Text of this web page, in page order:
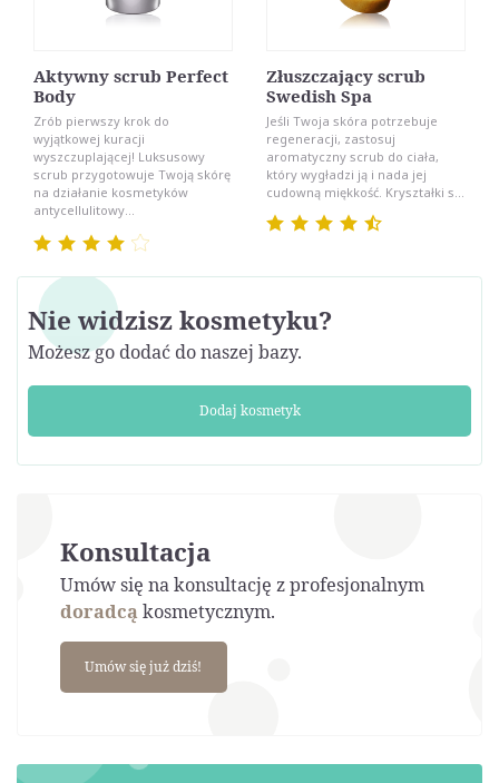
Aktywny scrub Perfect
Body
Zrób pierwszy krok do
wyjątkowej kuracji
wyszczuplającej! Luksusowy
scrub przygotowuje Twoją skórę
na działanie kosmetyków
antycellulitowy...
Złuszczający scrub
Swedish Spa
Jeśli Twoja skóra potrzebuje
regeneracji, zastosuj
aromatyczny scrub do ciała,
który wygładzi ją i nada jej
cudowną miękkość. Kryształki s...
Nie widzisz kosmetyku?
Możesz go dodać do naszej bazy.
Dodaj kosmetyk
Konsultacja
Umów się na konsultację z profesjonalnym
doradcąkosmetycznym.
Umów się już dziś!